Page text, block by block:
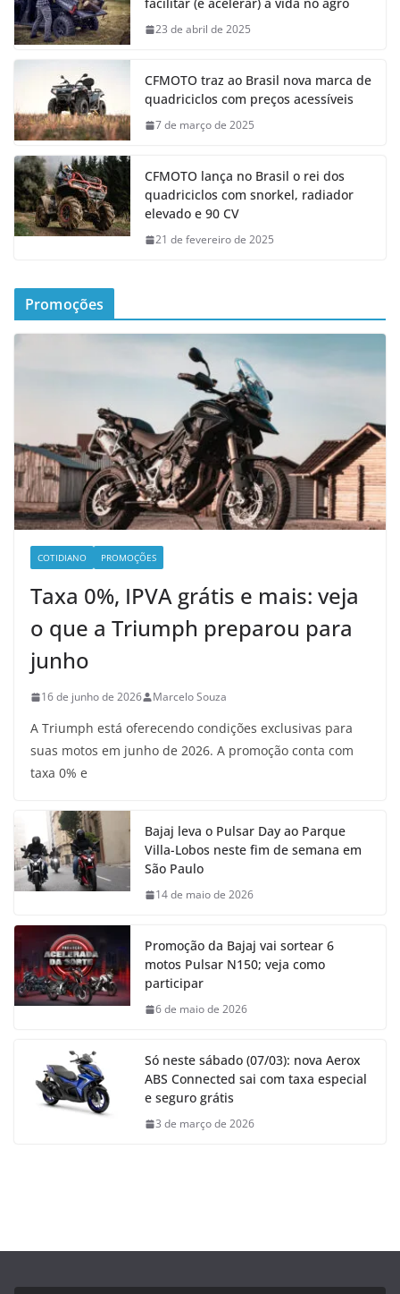
facilitar (e acelerar) a vida no agro
23 de abril de 2025
CFMOTO traz ao Brasil nova marca de
quadriciclos com preços acessíveis
7 de março de 2025
CFMOTO lança no Brasil o rei dos
quadriciclos com snorkel, radiador
elevado e 90 CV
21 de fevereiro de 2025
Promoções
COTIDIANO PROMOÇÕES
Taxa 0%, IPVA grátis e mais: veja
o que a Triumph preparou para
junho
16 de junho de 2026 Marcelo Souza
A Triumph está oferecendo condições exclusivas para
suas motos em junho de 2026. A promoção conta com
taxa 0% e
Bajaj leva o Pulsar Day ao Parque
Villa-Lobos neste fim de semana em
São Paulo
14 de maio de 2026
Promoção da Bajaj vai sortear 6
motos Pulsar N150; veja como
participar
6 de maio de 2026
Só neste sábado (07/03): nova Aerox
ABS Connected sai com taxa especial
e seguro grátis
3 de março de 2026